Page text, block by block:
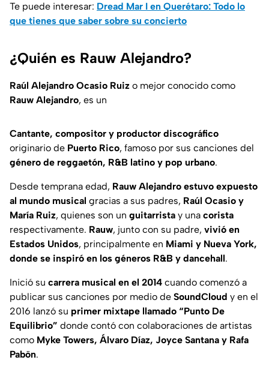
Te puede interesar: Dread Mar I en Querétaro: Todo lo
que tienes que saber sobre su concierto
¿Quién es Rauw Alejandro?
Raúl Alejandro Ocasio Ruiz o mejor conocido como
Rauw Alejandro, es un
Cantante, compositor y productor discográfico
originario de Puerto Rico, famoso por sus canciones del
género de reggaetón, R&B latino y pop urbano.
Desde temprana edad, Rauw Alejandro estuvo expuesto
al mundo musical gracias a sus padres, Raúl Ocasio y
María Ruiz, quienes son un guitarrista y una corista
respectivamente. Rauw, junto con su padre, vivió en
Estados Unidos, principalmente en Miami y Nueva York,
donde se inspiró en los géneros R&B y dancehall.
Inició su carrera musical en el 2014 cuando comenzó a
publicar sus canciones por medio de SoundCloud y en el
2016 lanzó su primer mixtape llamado “Punto De
Equilibrio” donde contó con colaboraciones de artistas
como Myke Towers, Álvaro Díaz, Joyce Santana y Rafa
Pabön.